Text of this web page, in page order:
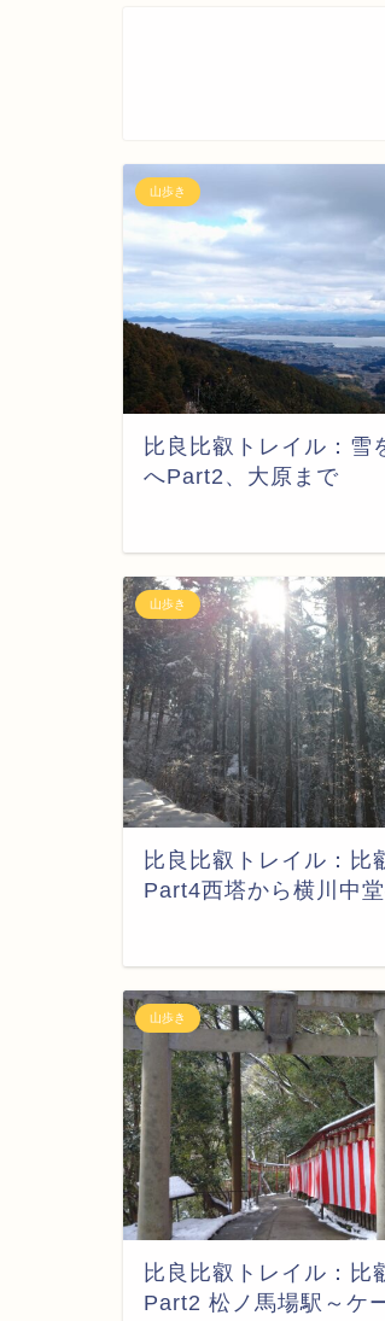
山歩き
比良比叡トレイル：雪
へPart2、大原まで
山歩き
比良比叡トレイル：比
Part4西塔から横川中
山歩き
比良比叡トレイル：比
Part2 松ノ馬場駅～ケ